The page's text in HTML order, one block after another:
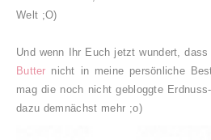
Welt ;O)
Und wenn Ihr Euch jetzt wundert,
Butter nicht in meine persönliche
mag die noch nicht gebloggte
dazu demnächst mehr ;o)